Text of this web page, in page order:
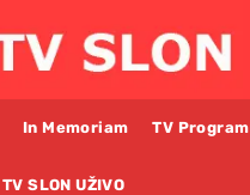
In Memoriam TV Program
TV SLON UŽIVO